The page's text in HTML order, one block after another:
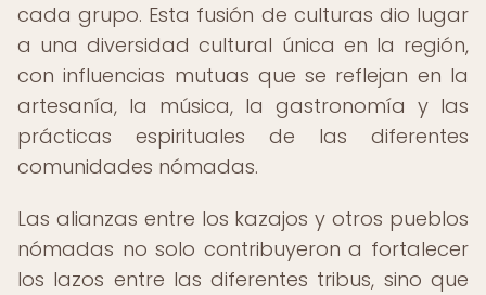
cada grupo. Esta fusión de culturas dio lugar
a una diversidad cultural única en la región,
con influencias mutuas que se reflejan en la
artesanía, la música, la gastronomía y las
prácticas espirituales de las diferentes
comunidades nómadas.
Las alianzas entre los kazajos y otros pueblos
nómadas no solo contribuyeron a fortalecer
los lazos entre las diferentes tribus, sino que